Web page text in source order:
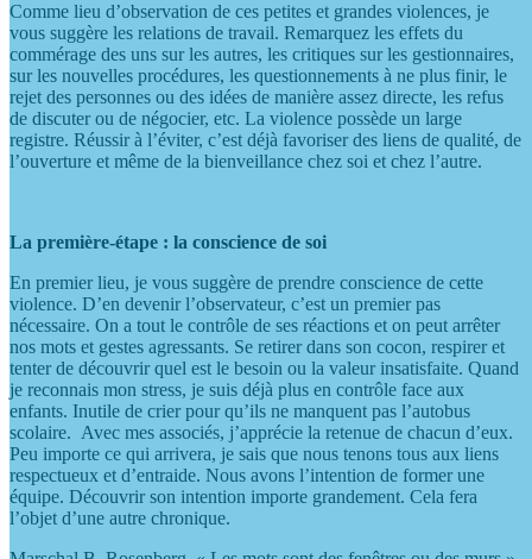
Comme lieu d’observation de ces petites et grandes violences, je
vous suggère les relations de travail. Remarquez les effets du
commérage des uns sur les autres, les critiques sur les gestionnaires,
sur les nouvelles procédures, les questionnements à ne plus finir, le
rejet des personnes ou des idées de manière assez directe, les refus
de discuter ou de négocier, etc. La violence possède un large
registre. Réussir à l’éviter, c’est déjà favoriser des liens de qualité, de
l’ouverture et même de la bienveillance chez soi et chez l’autre.
La première-étape : la conscience de soi
En premier lieu, je vous suggère de prendre conscience de cette
violence. D’en devenir l’observateur, c’est un premier pas
nécessaire. On a tout le contrôle de ses réactions et on peut arrêter
nos mots et gestes agressants. Se retirer dans son cocon, respirer et
tenter de découvrir quel est le besoin ou la valeur insatisfaite. Quand
je reconnais mon stress, je suis déjà plus en contrôle face aux
enfants. Inutile de crier pour qu’ils ne manquent pas l’autobus
scolaire. Avec mes associés, j’apprécie la retenue de chacun d’eux.
Peu importe ce qui arrivera, je sais que nous tenons tous aux liens
respectueux et d’entraide. Nous avons l’intention de former une
équipe. Découvrir son intention importe grandement. Cela fera
l’objet d’une autre chronique.